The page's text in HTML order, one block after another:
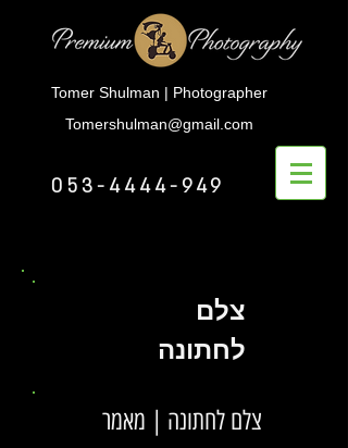
Tomer Shulman | Photographer
Tomershulman@gmail.com
053-4444-949
צלם
לחתונה
צלם לחתונה | מאמר